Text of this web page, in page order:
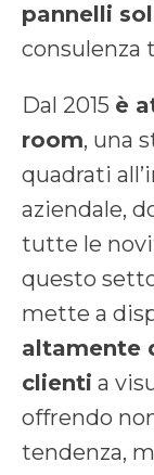
pannelli
consulenza
Dal 2015 è
room, una
quadrati
aziendale,
tutte le
questo
mette a
altamente
clienti a
offrendo
tendenza,